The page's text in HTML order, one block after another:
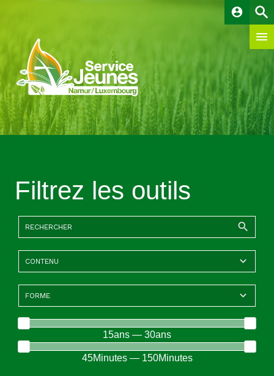
account_circle
Filtrez les outils
15ans — 30ans
45Minutes — 150Minutes